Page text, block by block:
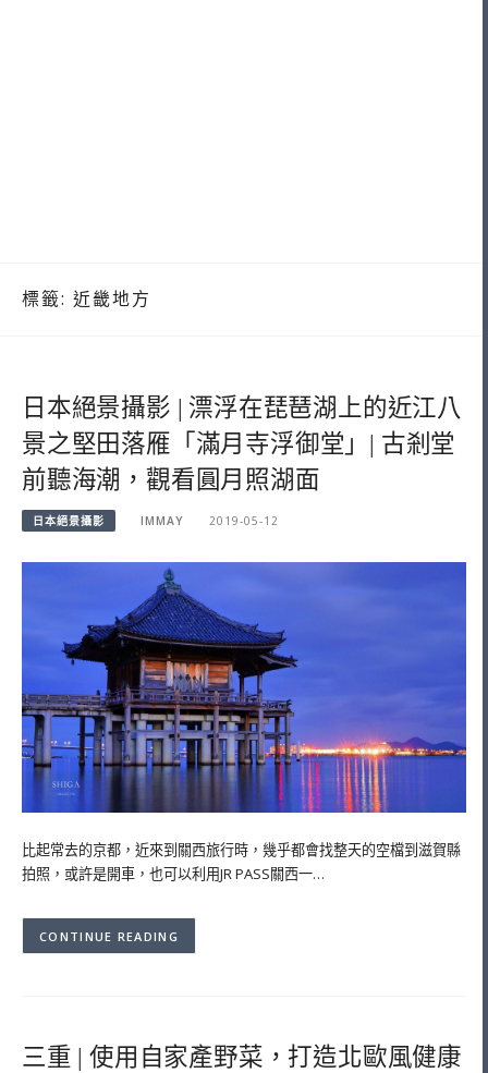
標籤: 近畿地方
日本絕景攝影 | 漂浮在琵琶湖上的近江八
景之堅田落雁「滿月寺浮御堂」| 古剎堂
前聽海潮，觀看圓月照湖面
日本絕景攝影 IMMAY 2019-05-12
比起常去的京都，近來到關西旅行時，幾乎都會找整天的空檔到滋賀縣
拍照，或許是開車，也可以利用JR PASS關西一…
CONTINUE READING
三重 | 使用自家產野菜，打造北歐風健康